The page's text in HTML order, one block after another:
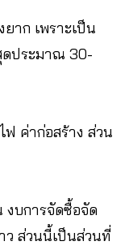
าก เพราะเป็น
ดประมาณ 30-
ฟ ค่าก่อสร้าง ส่วน
งบการจัดซื้อจัด
ว ส่วนนี้เป็นส่วนที่